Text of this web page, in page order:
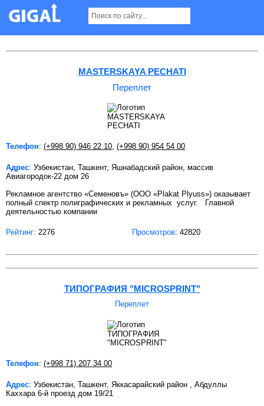
Переплет в Ташкенте Страница 1
MASTERSKAYA PECHATI
Переплет
Телефон: (+998 90) 946 22 10 (+998 90) 954 54 00
Адрес: Узбекистан, Ташкент, Яшнабадский район, массив
Авиагородок-22 дом 26
Рекламное агентство «Семеновъ» (ООО «Plakat Plyuss») оказывает
полный спектр полиграфических и рекламных услуг. Главной
деятельностью компании
Рейтинг: 2276 Просмотров: 42820
ТИПОГРАФИЯ "MICROSPRINT"
Переплет
Телефон: (+998 71) 207 34 00
Адрес: Узбекистан, Ташкент, Яккасарайский район , Абдуллы
Каххара 6-й проезд дом 19/21